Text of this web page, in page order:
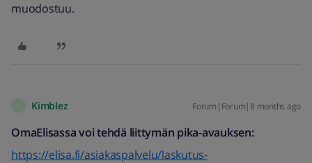
muodostuu.
Kimblez Forum|Forum|8 months ago
OmaElisassa voi tehdä liittymän pika-avauksen:
https://elisa.fi/asiakaspalvelu/laskutus-